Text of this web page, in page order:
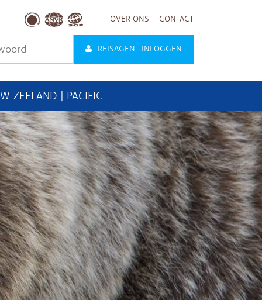
OVER ONS CONTACT
REISAGENT INLOGGEN
ZEELAND | PACIFIC